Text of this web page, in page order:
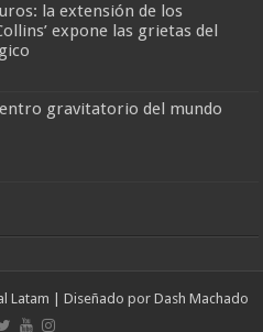
la extensión de los
expone las grietas del
gravitatorio del mundo
Latam | Diseñado por Dash Machado